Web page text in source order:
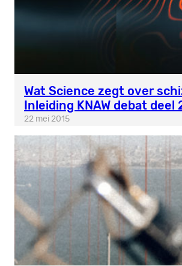
Wat Science zegt over
Inleiding KNAW debat deel
22 mei 2015